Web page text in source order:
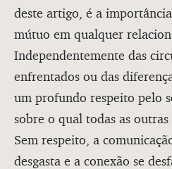
deste artigo, é a
mútuo em qualquer
Independentemente das
enfrentados ou das
um profundo respeito pelo
sobre o qual todas as
Sem respeito, a
desgasta e a conexão se